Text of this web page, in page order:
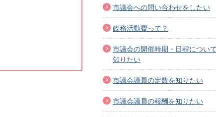
市議会への問い合わせをしたい
政務活動費って？
市議会の開催時期・日程について
知りたい
市議会議員の定数を知りたい
市議会議員の報酬を知りたい